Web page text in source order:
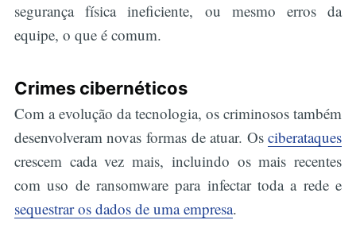
segurança física ineficiente, ou mesmo erros da
equipe, o que é comum.
Crimes cibernéticos
Com a evolução da tecnologia, os criminosos também
desenvolveram novas formas de atuar. Osciberataques
crescem cada vez mais, incluindo os mais recentes
com uso de ransomware para infectar toda a rede e
sequestrar os dados de uma empresa.